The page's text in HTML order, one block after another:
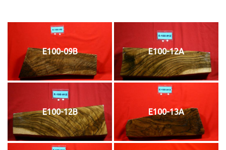
E100-09B E100-12A
E100-12B E100-13A